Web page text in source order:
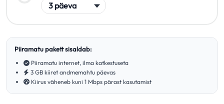
Piiramatu pakett sisaldab:
Piiramatu internet, ilma katkestuseta
3 GB kiiret andmemahtu päevas
Kiirus väheneb kuni 1 Mbps pärast kasutamist